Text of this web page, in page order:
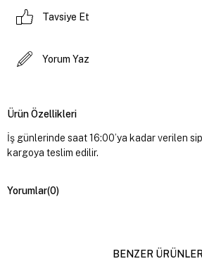
Tavsiye Et
Yorum Yaz
Ürün Özellikleri
İş günlerinde saat 16:00’ya kadar verilen
kargoya teslim edilir.
Yorumlar(0)
BENZER ÜRÜNLER